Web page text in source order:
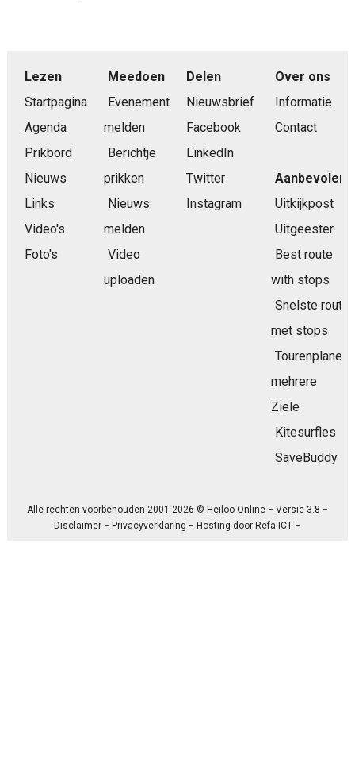
Lezen
Startpagina
Agenda
Prikbord
Nieuws
Links
Video's
Foto's
Meedoen
Evenement
melden
Berichtje
prikken
Nieuws
melden
Video
uploaden
Delen
Nieuwsbrief
Facebook
LinkedIn
Twitter
Instagram
Over ons
Informatie
Contact
Aanbevolen
Uitkijkpost
Uitgeester
Best route
with stops
Snelste route
met stops
Tourenplaner
mehrere
Ziele
Kitesurfles
SaveBuddy
Alle rechten voorbehouden 2001-2026 © Heiloo-Online − Versie 3.8 −
Disclaimer − Privacyverklaring − Hosting door Refa ICT −